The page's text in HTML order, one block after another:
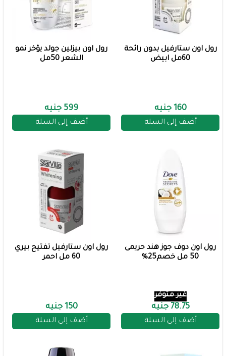
رول اون ستارفيل بدون رائحة
60مل ابيض
160 جنيه
أضف إلى السلة
رول اون بيزلين جولد يؤخر نمو
الشعر 50مل
599 جنيه
أضف إلى السلة
رول اون دوف جوز هند حريمى
50 مل خصم25%
غير متوفر
78.75 جنيه
أضف إلى السلة
رول اون ستارفيل تفتيح بيري
60 مل احمر
150 جنيه
أضف إلى السلة